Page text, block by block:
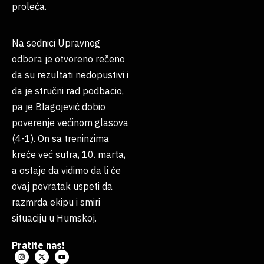
proleća.
Na sednici Upravnog
odbora je otvoreno rečeno
da su rezultati nedopustivi i
da je stručni rad podbacio,
pa je Blagojević dobio
poverenje većinom glasova
(4-1). On sa treninzima
kreće već sutra, 10. marta,
a ostaje da vidimo da li će
ovaj povratak uspeti da
razmrda ekipu i smiri
situaciju u Humskoj.
Pratite nas!